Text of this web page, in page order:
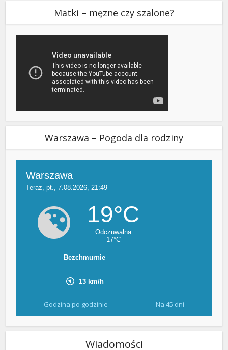
Matki – męzne czy szalone?
Warszawa – Pogoda dla rodziny
Godzina po godzinie Na 45 dni
Wiadomości